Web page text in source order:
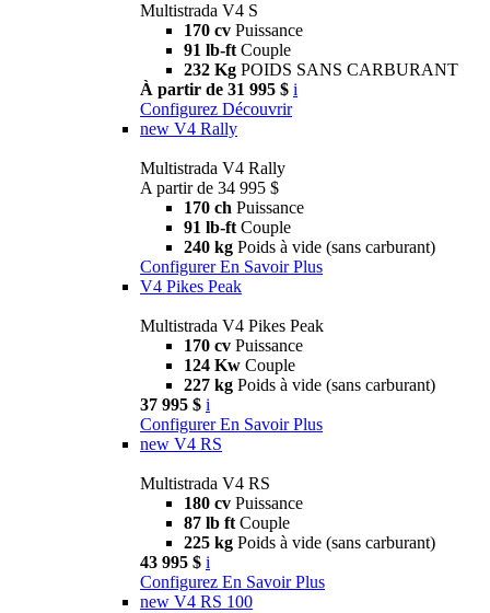
Multistrada V4 S
170 cv Puissance
91 lb-ft Couple
232 Kg POIDS SANS CARBURANT
À partir de 31 995 $ i
Configurez Découvrir
new V4 Rally
Multistrada V4 Rally
A partir de 34 995 $
170 ch Puissance
91 lb-ft Couple
240 kg Poids à vide (sans carburant)
Configurer En Savoir Plus
V4 Pikes Peak
Multistrada V4 Pikes Peak
170 cv Puissance
124 Kw Couple
227 kg Poids à vide (sans carburant)
37 995 $ i
Configurer En Savoir Plus
new V4 RS
Multistrada V4 RS
180 cv Puissance
87 lb ft Couple
225 kg Poids à vide (sans carburant)
43 995 $ i
Configurez En Savoir Plus
new V4 RS 100